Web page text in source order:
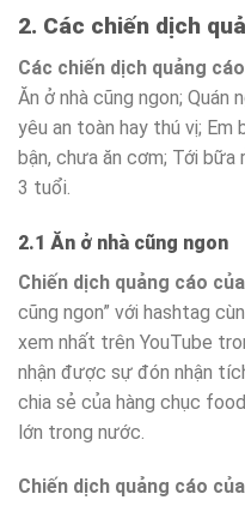
2. Các chiến dịch
Các chiến dịch quảng
Ăn ở nhà cũng ngon; Quán
yêu an toàn hay thú vị; Em
bận, chưa ăn cơm; Tới bữa
3 tuổi.
2.1 Ăn ở nhà cũng ngon
Chiến dịch quảng cáo
cũng ngon” với hashtag
xem nhất trên YouTube
nhận được sự đón nhận
chia sẻ của hàng chục
lớn trong nước.
Chiến dịch quảng cáo